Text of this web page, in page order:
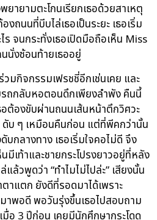
ายามตะโกนเรียกเธอด้วยสาเหตุ
ถนนที่บีบไล่เธอเป็นระยะ เธอเริ่ม
จนกระทั่งเธอเปิดมือถือเห็น Miss
นั่งซ้อนท้ายเธออยู่
มกิจกรรมเฟรชชี่อีกเช่นเคย และ
ถกลับหอตอนดึกเพียงลำพัง คืนนี้
อต้องขับผ่านถนนเส้นหน้าตึกวิศวะ
บ ๆ เหมือนคืนก่อน แต่ที่พีคกว่านั้น
กลางทาง เธอเริ่มใจคอไม่ดี จึง
มีเท้าและชายกระโปรงยาวอยู่ที่หลัง
แล้วพูดว่า “ทำไมไม่ไปล่ะ” เสียงนั้น
าแตก ยังดีที่รอดมาได้เพราะ
าพอดี พอวันรุ่งขึ้นเธอไปสอบถาม
มื่อ 3 ปีก่อน เคยมีนักศึกษากระโดด